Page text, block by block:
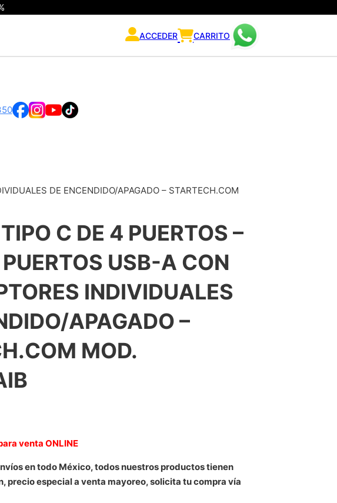
ACCEDER CARRITO
DE ENCENDIDO/APAGADO – STARTECH.COM
C DE 4 PUERTOS –
USB-A CON
INDIVIDUALES
APAGADO –
MOD.
venta ONLINE
en todo México, todos nuestros productos tienen
precio especial a venta mayoreo, solicita tu compra vía